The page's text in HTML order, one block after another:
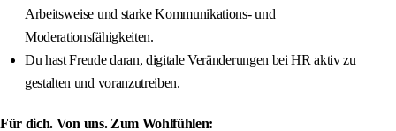
Arbeitsweise und starke Kommunikations- und
Moderationsfähigkeiten.
Du hast Freude daran, digitale Veränderungen bei HR aktiv zu
gestalten und voranzutreiben.
Für dich. Von uns. Zum Wohlfühlen: